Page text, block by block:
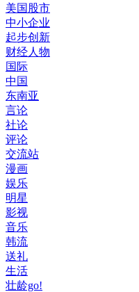
美国股市
中小企业
起步创新
财经人物
国际
中国
东南亚
言论
社论
评论
交流站
漫画
娱乐
明星
影视
音乐
韩流
送礼
生活
壮龄go!